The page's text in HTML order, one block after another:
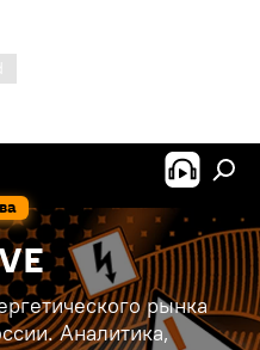
рынка
Аналитика,